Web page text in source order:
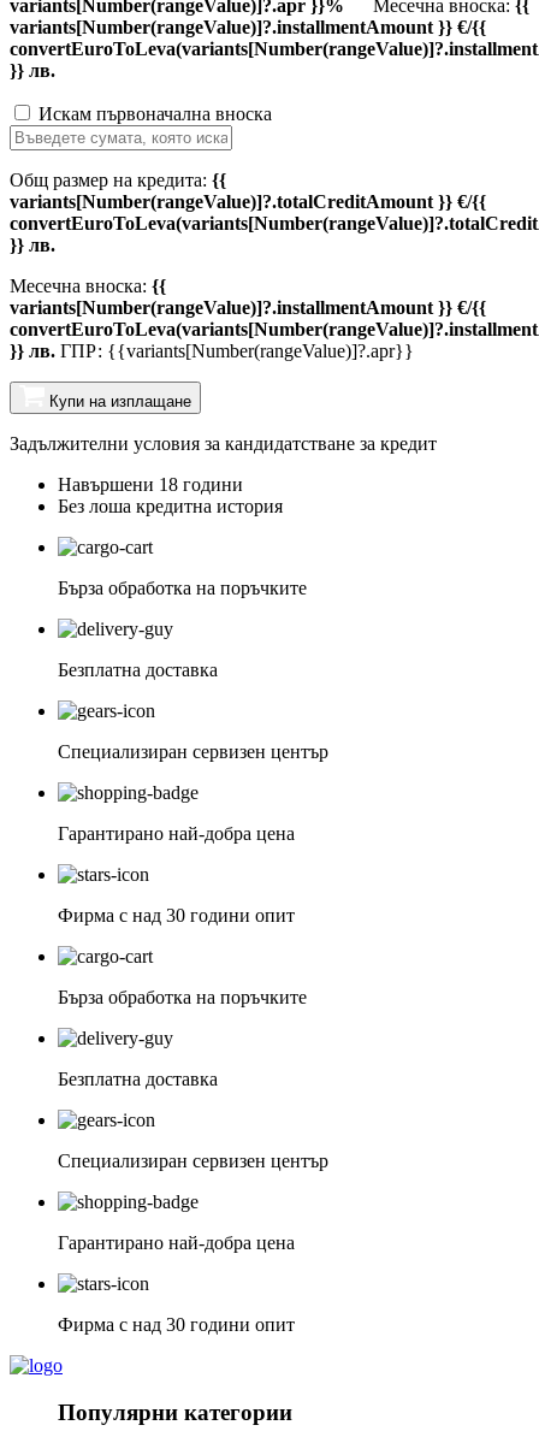
variants[Number(rangeValue)]?.apr }}% Месечна вноска: {{
variants[Number(rangeValue)]?.installmentAmount }} €/{{
}} лв.
Искам първоначална вноска
Общ размер на кредита: {{
variants[Number(rangeValue)]?.totalCreditAmount }} €/{{
}} лв.
Месечна вноска: {{
variants[Number(rangeValue)]?.installmentAmount }} €/{{
}} лв. ГПР: {{variants[Number(rangeValue)]?.apr}}
Купи на изплащане
Задължителни условия за кандидатстване за кредит
Навършени 18 години
Без лоша кредитна история
Бърза обработка на поръчките
Безплатна доставка
Специализиран сервизен център
Гарантирано най-добра цена
Фирма с над 30 години опит
Бърза обработка на поръчките
Безплатна доставка
Специализиран сервизен център
Гарантирано най-добра цена
Фирма с над 30 години опит
Популярни категории